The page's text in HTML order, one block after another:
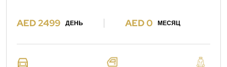
AED 2499 ДЕНЬ AED 0 МЕСЯЦ